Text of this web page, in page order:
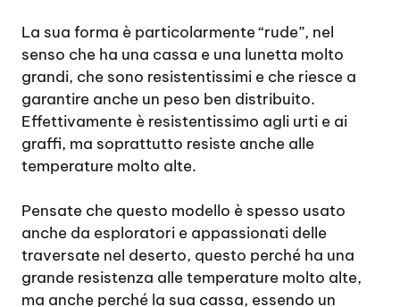
La sua forma è particolarmente “rude”, nel
senso che ha una cassa e una lunetta molto
grandi, che sono resistentissimi e che riesce a
garantire anche un peso ben distribuito.
Effettivamente è resistentissimo agli urti e ai
graffi, ma soprattutto resiste anche alle
temperature molto alte.
Pensate che questo modello è spesso usato
anche da esploratori e appassionati delle
traversate nel deserto, questo perché ha una
grande resistenza alle temperature molto alte,
ma anche perché la sua cassa, essendo un